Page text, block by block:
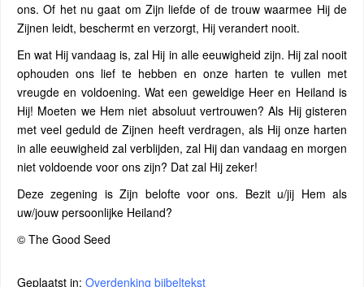
ons. Of het nu gaat om Zijn liefde of de trouw waarmee Hij de
Zijnen leidt, beschermt en verzorgt, Hij verandert nooit.
En wat Hij vandaag is, zal Hij in alle eeuwigheid zijn. Hij zal nooit
ophouden ons lief te hebben en onze harten te vullen met
vreugde en voldoening. Wat een geweldige Heer en Heiland is
Hij! Moeten we Hem niet absoluut vertrouwen? Als Hij gisteren
met veel geduld de Zijnen heeft verdragen, als Hij onze harten
in alle eeuwigheid zal verblijden, zal Hij dan vandaag en morgen
niet voldoende voor ons zijn? Dat zal Hij zeker!
Deze zegening is Zijn belofte voor ons. Bezit u/jij Hem als
uw/jouw persoonlijke Heiland?
© The Good Seed
Geplaatst in: Overdenking bijbeltekst